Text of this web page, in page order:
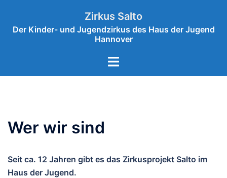
springen
Zirkus Salto
Der Kinder- und Jugendzirkus des Haus der Jugend
Hannover
Menü
Wer wir sind
Seit ca. 12 Jahren gibt es das Zirkusprojekt Salto im
Haus der Jugend.